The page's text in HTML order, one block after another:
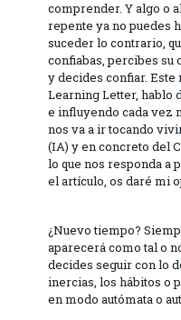
comprender. Y algo o
repente ya no puedes
suceder lo contrario,
confiabas, percibes su
y decides confiar. Este
Learning Letter, hablo
e influyendo cada vez
nos va a ir tocando
(IA) y en concreto del
lo que nos responda a
el artículo, os daré mi
¿Nuevo tiempo?
aparecerá como tal o
decides seguir con lo
inercias, los hábitos o
en modo autómata o